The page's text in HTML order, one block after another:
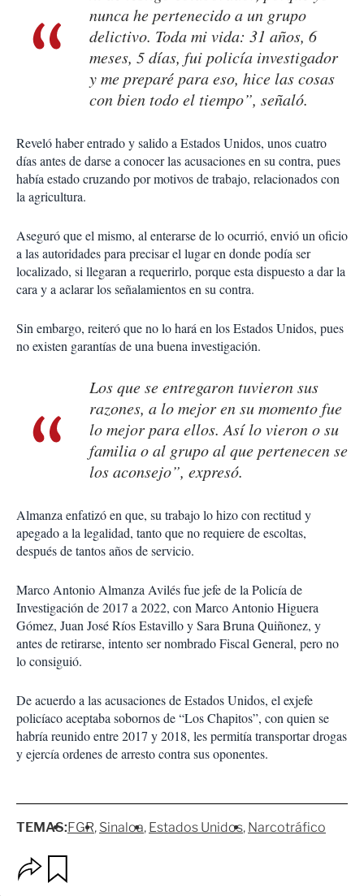
nunca he pertenecido a un grupo
delictivo. Toda mi vida: 31 años, 6
meses, 5 días, fui policía investigador
y me preparé para eso, hice las cosas
con bien todo el tiempo”, señaló.
Reveló haber entrado y salido a Estados Unidos, unos cuatro
días antes de darse a conocer las acusaciones en su contra, pues
había estado cruzando por motivos de trabajo, relacionados con
la agricultura.
Aseguró que el mismo, al enterarse de lo ocurrió, envió un oficio
a las autoridades para precisar el lugar en donde podía ser
localizado, si llegaran a requerirlo, porque esta dispuesto a dar la
cara y a aclarar los señalamientos en su contra.
Sin embargo, reiteró que no lo hará en los Estados Unidos, pues
no existen garantías de una buena investigación.
Los que se entregaron tuvieron sus
razones, a lo mejor en su momento fue
lo mejor para ellos. Así lo vieron o su
familia o al grupo al que pertenecen se
los aconsejo”, expresó.
Almanza enfatizó en que, su trabajo lo hizo con rectitud y
apegado a la legalidad, tanto que no requiere de escoltas,
después de tantos años de servicio.
Marco Antonio Almanza Avilés fue jefe de la Policía de
Investigación de 2017 a 2022, con Marco Antonio Higuera
Gómez, Juan José Ríos Estavillo y Sara Bruna Quiñonez, y
antes de retirarse, intento ser nombrado Fiscal General, pero no
lo consiguió.
De acuerdo a las acusaciones de Estados Unidos, el exjefe
policíaco aceptaba sobornos de “Los Chapitos”, con quien se
habría reunido entre 2017 y 2018, les permitía transportar drogas
y ejercía ordenes de arresto contra sus oponentes.
TEMAS:FGR Sinaloa Estados Unidos Narcotráfico